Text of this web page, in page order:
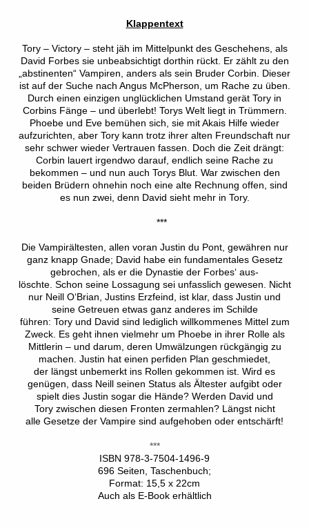
Klappentext
Tory – Victory – steht jäh im Mittelpunkt des Geschehens, als
David Forbes sie unbeabsichtigt dorthin rückt. Er zählt zu den
„abstinenten“ Vampiren, anders als sein Bruder Corbin. Dieser
ist auf der Suche nach Angus McPherson, um Rache zu üben.
Durch einen einzigen unglücklichen Umstand gerät Tory in
Corbins Fänge – und überlebt! Torys Welt liegt in Trümmern.
Phoebe und Eve bemühen sich, sie mit Akais Hilfe wieder
aufzurichten, aber Tory kann trotz ihrer alten Freundschaft nur
sehr schwer wieder Vertrauen fassen. Doch die Zeit drängt:
Corbin lauert irgendwo darauf, endlich seine Rache zu
bekommen – und nun auch Torys Blut. War zwischen den
beiden Brüdern ohnehin noch eine alte Rechnung offen, sind
es nun zwei, denn David sieht mehr in Tory.
***
Die Vampirältesten, allen voran Justin du Pont, gewähren nur
ganz knapp Gnade; David habe ein fundamentales Gesetz
gebrochen, als er die Dynastie der Forbes‘ aus-
löschte. Schon seine Lossagung sei unfasslich gewesen. Nicht
nur Neill O‘Brian, Justins Erzfeind, ist klar, dass Justin und
seine Getreuen etwas ganz anderes im Schilde
führen: Tory und David sind lediglich willkommenes Mittel zum
Zweck. Es geht ihnen vielmehr um Phoebe in ihrer Rolle als
Mittlerin – und darum, deren Umwälzungen rückgängig zu
machen. Justin hat einen perfiden Plan geschmiedet,
der längst unbemerkt ins Rollen gekommen ist. Wird es
genügen, dass Neill seinen Status als Ältester aufgibt oder
spielt dies Justin sogar die Hände? Werden David und
Tory zwischen diesen Fronten zermahlen? Längst nicht
alle Gesetze der Vampire sind aufgehoben oder entschärft!
***
ISBN 978-3-7504-1496-9
696 Seiten, Taschenbuch;
Format: 15,5 x 22cm
Auch als E-Book erhältlich